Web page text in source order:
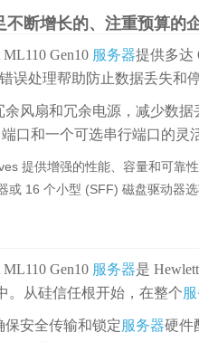
不断增长的、注重预算的
Gen10 服务器提供多达
误处理帮助防止数据丢失和
余风扇和冗余电源，减少数
口和一个可选串行端口的灵
提供增强的性能、容量和可靠
或 16 个小型 (SFF) 磁盘驱动器选
Gen10 服务器是
。从硅信任根开始，在整个
保安全传输和锁定服务器硬件